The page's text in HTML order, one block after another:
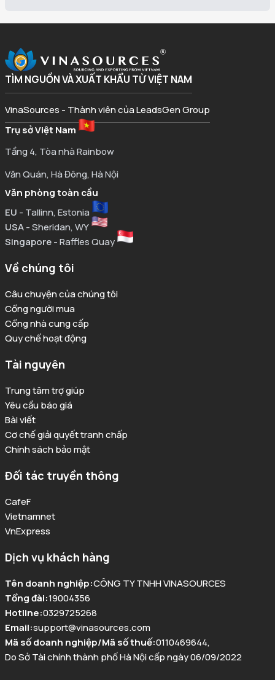
TÌM NGUỒN VÀ XUẤT KHẨU TỪ VIỆT NAM
VinaSources - Thành viên của LeadsGen Group
Trụ sở Việt Nam
Tầng 4, Tòa nhà Rainbow
Văn Quán, Hà Đông, Hà Nội
Văn phòng toàn cầu
EU - Tallinn, Estonia
USA- Sheridan, WY
Singapore- Raffles Quay
Về chúng tôi
Câu chuyện của chúng tôi
Cổng người mua
Cổng nhà cung cấp
Quy chế hoạt động
Tài nguyên
Trung tâm trợ giúp
Yêu cầu báo giá
Bài viết
Cơ chế giải quyết tranh chấp
Chính sách bảo mật
Đối tác truyền thông
CafeF
Vietnamnet
VnExpress
Dịch vụ khách hàng
Tên doanh nghiệp:CÔNG TY TNHH VINASOURCES
Tổng đài:19004356
Hotline:0329725268
Email:support@vinasources.com
Mã số doanh nghiệp/Mã số thuế:0110469644,
Do Sở Tài chính thành phố Hà Nội cấp ngày 06/09/2022